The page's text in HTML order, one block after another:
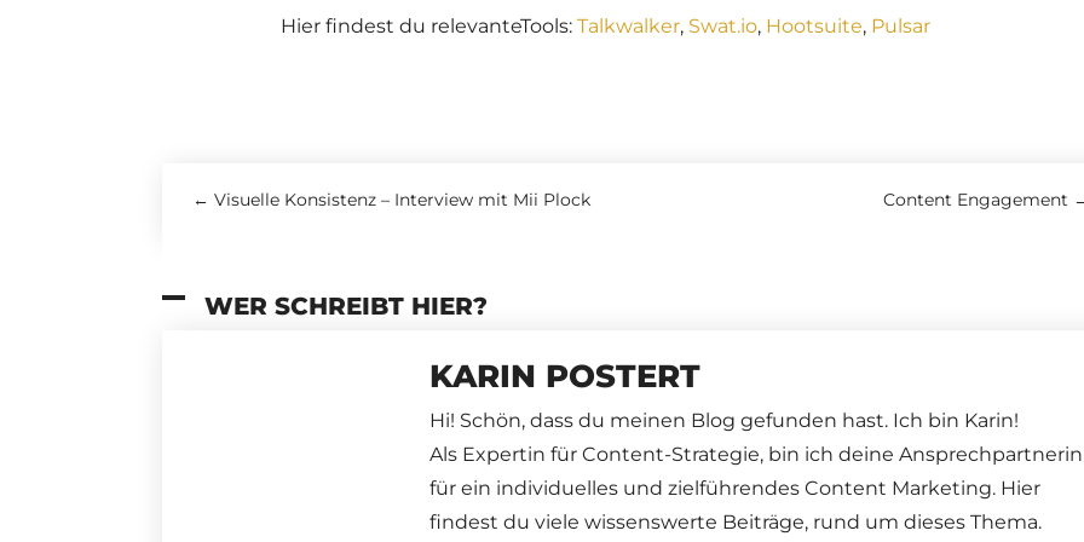
Hier findest du relevanteTools:Talkwalker, Swat.io, Hootsuite, Pulsar
←Visuelle Konsistenz – Interview mit Mii Plock Content Engagement
WER SCHREIBT HIER?
KARIN POSTERT
Hi! Schön, dass du meinen Blog gefunden hast. Ich bin Karin!
Als Expertin für Content-Strategie, bin ich deine Ansprechpartnerin
für ein individuelles und zielführendes Content Marketing. Hier
findest du viele wissenswerte Beiträge, rund um dieses Thema.